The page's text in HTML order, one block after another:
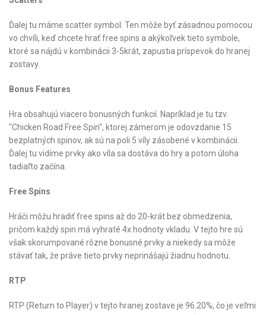
Ďalej tu máme scatter symbol. Ten môže byť zásadnou pomocou
vo chvíli, keď chcete hrať free spins a akýkoľvek tieto symbole,
ktoré sa nájdú v kombinácii 3-5krát, zapustia príspevok do hranej
zostavy.
Bonus Features
Hra obsahujú viacero bonusných funkcií. Napríklad je tu tzv.
"Chicken Road Free Spin", ktorej zámerom je odovzdanie 15
bezplatných spinov, ak sú na poli 5 víly zásobené v kombinácii.
Ďalej tu vidíme prvky ako víla sa dostáva do hry a potom úloha
tadiaľto začína.
Free Spins
Hráči môžu hradiť free spins až do 20-krát bez obmedzenia,
pričom každý spin má vyhraté 4x hodnoty vkladu. V tejto hre sú
však skorumpované rôzne bonusné prvky a niekedy sa môže
stávať tak, že práve tieto prvky neprinášajú žiadnu hodnotu.
RTP
RTP (Return to Player) v tejto hranej zostave je 96.20%, čo je veľmi